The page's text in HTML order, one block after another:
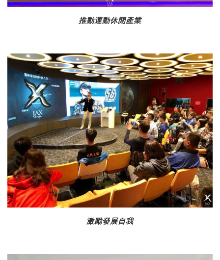
推動運動休閒產業
激勵發展自我